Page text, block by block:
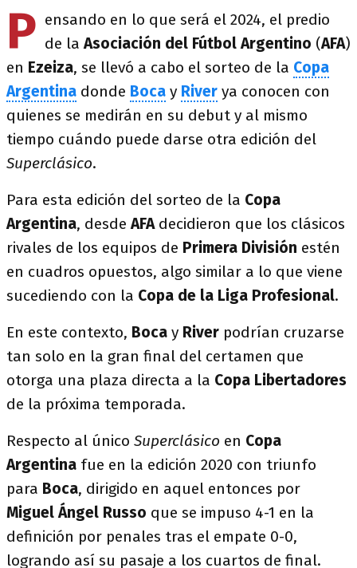
P ensando en lo que será el 2024, el predio
de laAsociación del Fútbol Argentino (AFA)
en Ezeiza, se llevó a cabo el sorteo de la Copa
Argentina donde Boca y River ya conocen con
quienes se medirán en su debut y al mismo
tiempo cuándo puede darse otra edición del
Superclásico.
Para esta edición del sorteo de la Copa
Argentina, desdeAFAdecidieron que los clásicos
rivales de los equipos de Primera División estén
en cuadros opuestos, algo similar a lo que viene
sucediendo con la Copa de la Liga Profesional.
En este contexto, Boca y River podrían cruzarse
tan solo en la gran final del certamen que
otorga una plaza directa a la Copa Libertadores
de la próxima temporada.
Respecto al único Superclásico en Copa
Argentina fue en la edición 2020 con triunfo
para Boca, dirigido en aquel entonces por
Miguel Ángel Russo que se impuso 4-1 en la
definición por penales tras el empate 0-0,
logrando así su pasaje a los cuartos de final.